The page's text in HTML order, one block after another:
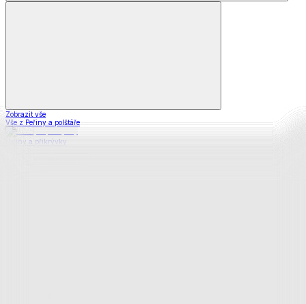
Zobrazit vše
Vše z Peřiny a polštáře
Peřiny a přikrývky